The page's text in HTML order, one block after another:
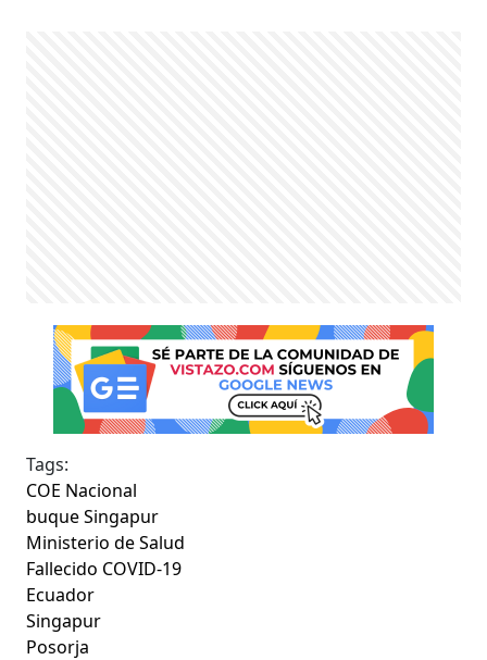
Tags:
COE Nacional
buque Singapur
Ministerio de Salud
Fallecido COVID-19
Ecuador
Singapur
Posorja